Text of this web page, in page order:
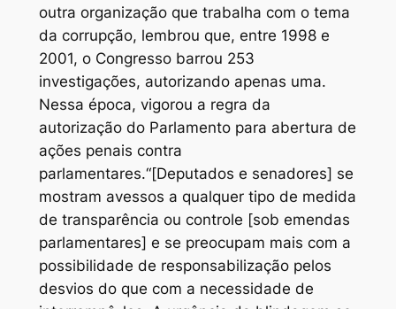
outra organização que trabalha com o tema
da corrupção, lembrou que, entre 1998 e
2001, o Congresso barrou 253
investigações, autorizando apenas uma.
Nessa época, vigorou a regra da
autorização do Parlamento para abertura de
ações penais contra
parlamentares.“[Deputados e senadores] se
mostram avessos a qualquer tipo de medida
de transparência ou controle [sob emendas
parlamentares] e se preocupam mais com a
possibilidade de responsabilização pelos
desvios do que com a necessidade de